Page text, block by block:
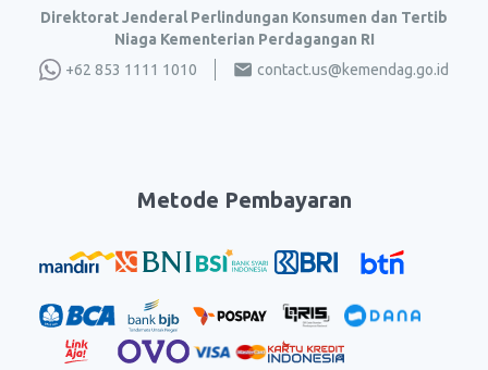
Direktorat Jenderal Perlindungan Konsumen dan Tertib
Niaga Kementerian Perdagangan RI
+62 853 1111 1010
contact.us@kemendag.go.id
Metode Pembayaran